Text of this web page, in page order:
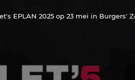
EPLAN 2025 op 23 mei in Burgers'